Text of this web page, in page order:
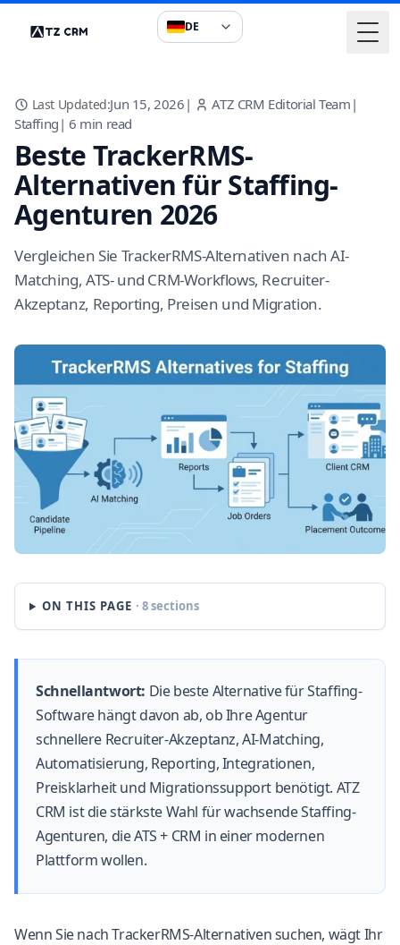
DE
Last Updated:Jun 15, 2026 | ATZ CRM Editorial Team |
Staffing |6 min read
Beste TrackerRMS-
Alternativen für Staffing-
Agenturen 2026
Vergleichen Sie TrackerRMS-Alternativen nach AI-
Matching, ATS- und CRM-Workflows, Recruiter-
Akzeptanz, Reporting, Preisen und Migration.
ON THIS PAGE · 8 sections
Schnellantwort: Die beste Alternative für Staffing-
Software hängt davon ab, ob Ihre Agentur
schnellere Recruiter-Akzeptanz, AI-Matching,
Automatisierung, Reporting, Integrationen,
Preisklarheit und Migrationssupport benötigt. ATZ
CRM ist die stärkste Wahl für wachsende Staffing-
Agenturen, die ATS + CRM in einer modernen
Plattform wollen.
Wenn Sie nach TrackerRMS-Alternativen suchen, wägt Ihr